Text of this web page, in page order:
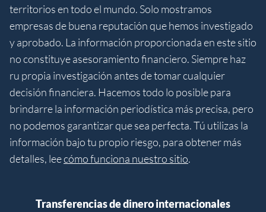
territorios en todo el mundo. Solo mostramos
empresas de buena reputación que hemos investigado
y aprobado. La información proporcionada en este sitio
no constituye asesoramiento financiero. Siempre haz
ru propia investigación antes de tomar cualquier
decisión financiera. Hacemos todo lo posible para
brindarre la información periodística más precisa, pero
no podemos garantizar que sea perfecta. Tú utilizas la
información bajo tu propio riesgo, para obtener más
detalles, leecómo funciona nuestro sitio.
Transferencias de dinero internacionales